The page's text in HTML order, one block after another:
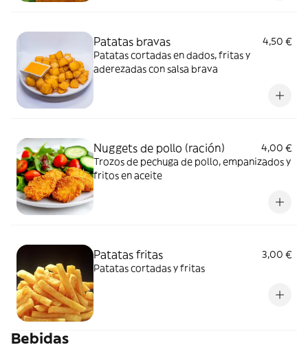
Patatas bravas
4,50 €
Patatas cortadas en dados, fritas y
aderezadas con salsa brava
Nuggets de pollo (ración)
4,00 €
Trozos de pechuga de pollo, empanizados y
fritos en aceite
Patatas fritas
3,00 €
Patatas cortadas y fritas
Bebidas